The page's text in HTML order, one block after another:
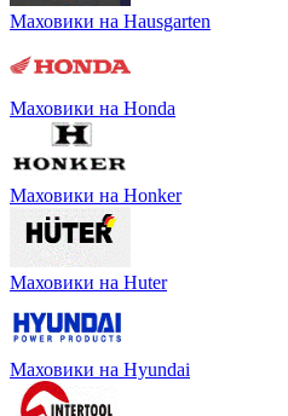
Маховики на Hausgarten
Маховики на Honda
Маховики на Honker
Маховики на Huter
Маховики на Hyundai